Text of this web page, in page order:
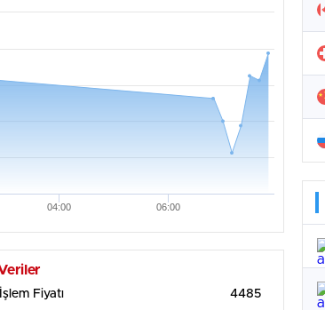
04:00 06:00
Fiyatı 4485